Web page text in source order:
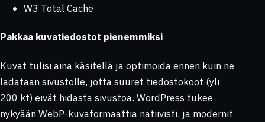
W3 Total Cache
Pakkaa kuvatiedostot pienemmiksi
Kuvat tulisi aina käsitellä ja optimoida ennen kuin ne
ladataan sivustolle, jotta suuret tiedostokoot (yli
200 kt) eivät hidasta sivustoa. WordPress tukee
nykyään WebP-kuvaformaattia natiivisti, ja modernit